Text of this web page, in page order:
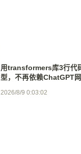
用transformers库3行代
型，不再依赖ChatGPT
2026/8/9 0:03:02